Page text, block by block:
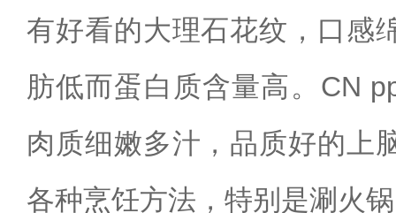
有好看的大理石花纹，口感
肪低而蛋白质含量高‌。CN
肉质细嫩多汁，品质好的上
各种烹饪方法‌，特别是涮火